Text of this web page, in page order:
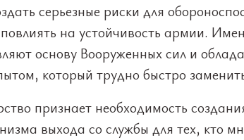
серьезные риски для
на устойчивость армии.
основу Вооруженных сил и
который трудно быстро
признает необходимость
выхода со службы для тех, кто